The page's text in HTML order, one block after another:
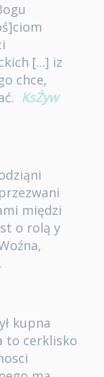
[...] iz
chce,
KsŻyw
międzi
o rolą y
.
kupna
to cerklisko